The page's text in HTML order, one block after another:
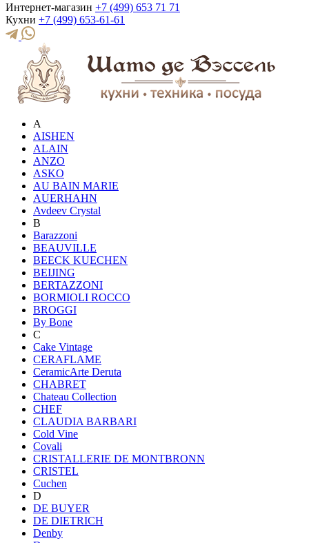
Интернет-магазин +7 (499) 653 71 71
Кухни +7 (499) 653-61-61
A
AISHEN
ALAIN
ANZO
ASKO
AU BAIN MARIE
AUERHAHN
Avdeev Crystal
B
Barazzoni
BEAUVILLE
BEECK KUECHEN
BEIJING
BERTAZZONI
BORMIOLI ROCCO
BROGGI
By Bone
C
Cake Vintage
CERAFLAME
CeramicArte Deruta
CHABRET
Chateau Collection
CHEF
CLAUDIA BARBARI
Cold Vine
Covali
CRISTALLERIE DE MONTBRONN
CRISTEL
Cuchen
D
DE BUYER
DE DIETRICH
Denby